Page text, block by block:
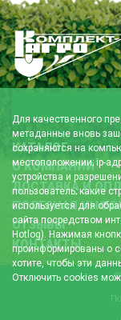
КАТАЛОГ
О КОМПАНИИ
ДОСТАВКА И
ПОЛЕЗНАЯ
ОТЗЫВЫ
КОНТАКТЫ
Для качественного
метаданные вновь
сохраняются на
местоположении; ip-
устройства и
пользователь; какие
используется для
сайта посредством
Hotlog). Нажимая
проинформированы о
хотите, чтобы эти
Отключить cookies